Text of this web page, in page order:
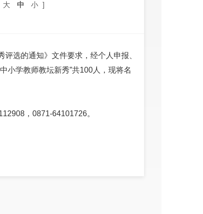
大 中 小 ]
选的通知》文件要求，经个人申报、
小学教师教坛新秀”共100人，现将名
，0871-64101726。